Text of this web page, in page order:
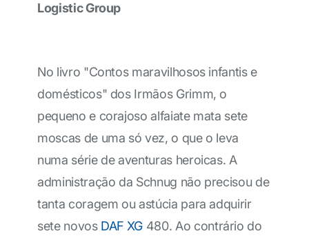
Logistic Group
No livro "Contos maravilhosos infantis e
domésticos" dos Irmãos Grimm, o
pequeno e corajoso alfaiate mata sete
moscas de uma só vez, o que o leva
numa série de aventuras heroicas. A
administração da Schnug não precisou de
tanta coragem ou astúcia para adquirir
sete novos DAF XG 480. Ao contrário do